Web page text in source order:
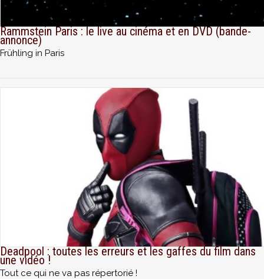
Rammstein Paris : le live au cinéma et en DVD (bande-
annonce)
Frühling in Paris
Deadpool : toutes les erreurs et les gaffes du film dans
une vidéo !
Tout ce qui ne va pas répertorié !